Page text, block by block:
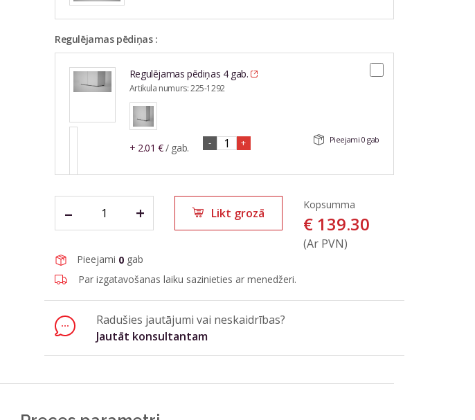
Regulējamas pēdiņas :
Regulējamas pēdiņas 4 gab.
Artikula numurs:225-1292
+ 2.01 €/ gab. - + Pieejami 0 gab
– + Likt grozā
Kopsumma
€ 139.30
(Ar PVN)
Pieejami 0 gab
Par izgatavošanas laiku sazinieties ar menedžeri.
Radušies jautājumi vai neskaidrības?
Jautāt konsultantam